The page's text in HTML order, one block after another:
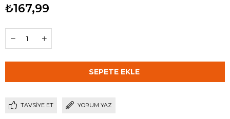
₺167,99
TAVSIYE ET YORUM YAZ